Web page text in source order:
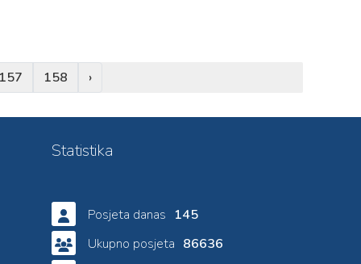
158 ›
Statistika
Posjeta danas 145
Ukupno posjeta 86636